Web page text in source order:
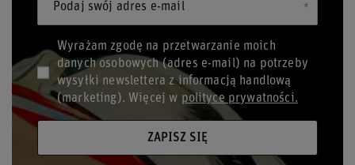
Podaj swój adres e-mail
Wyrażam zgodę na przetwarzanie moich
danych osobowych (adres e-mail) na potrzeby
wysyłki newslettera z informacją handlową
(marketing). Więcej w polityce prywatności.
ZAPISZ SIĘ